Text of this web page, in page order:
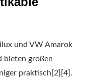
und VW Amarok
bieten großen
praktisch[2][4].